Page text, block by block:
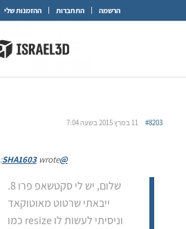
הרשמה התחברות ההזמנות שלי
11 במרץ 2015 בשעה 7:04 #8203
@SHA1603
wrote:
שלום, יש לי סקטשאפ פרו 8.
ייבאתי שרטוט מאוטוקאד
וניסיתי לעשות לו resize כמו